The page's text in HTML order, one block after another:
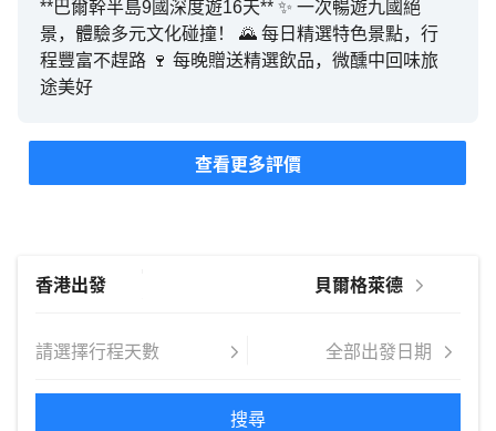
**巴爾幹半島9國深度遊16天** ✨ 一次暢遊九國絕
景，體驗多元文化碰撞！ 🌄 每日精選特色景點，行
程豐富不趕路 🍷 每晚贈送精選飲品，微醺中回味旅
途美好
查看更多評價
搜尋